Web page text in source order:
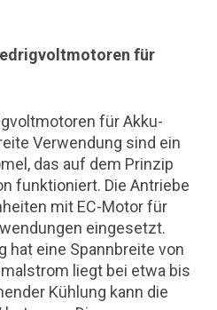
für
für Akku-
Verwendung sind ein
das auf dem Prinzip
funktioniert. Die Antriebe
mit EC-Motor für
eingesetzt.
hat eine Spannbreite von
liegt bei etwa bis
Kühlung kann die